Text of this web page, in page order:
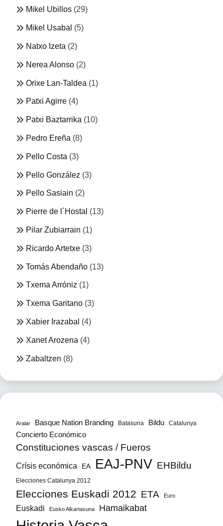
Mikel Ubillos (29)
Mikel Usabal (5)
Natxo Izeta (2)
Nerea Alonso (2)
Orixe Lan-Taldea (1)
Patxi Agirre (4)
Patxi Baztarrika (10)
Pedro Ereña (8)
Pello Costa (3)
Pello González (3)
Pello Sasiain (2)
Pierre de l´Hostal (13)
Pilar Zubiarrain (1)
Ricardo Artetxe (3)
Tomás Abendaño (13)
Txema Arróniz (1)
Txema Garitano (3)
Xabier Irazabal (4)
Xanet Arozena (4)
Zabaltzen (8)
Aralar Basque Nation Branding Batasuna Bildu Catalunya
Concierto Económico
Constituciones vascas / Fueros
Crísis económica EA EAJ-PNV EHBildu
Elecciones Catalunya 2012
Elecciones Euskadi 2012 ETA Euro
Euskadi Eusko Alkartasuna Hamaikabat